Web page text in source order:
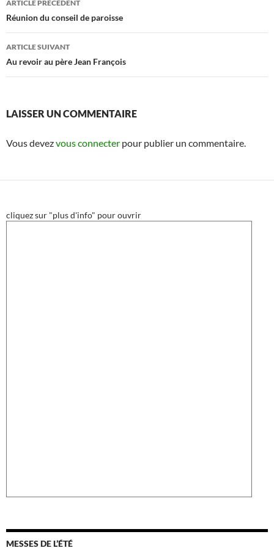
des
articles
ARTICLE PRÉCÉDENT
Réunion du conseil de paroisse
ARTICLE SUIVANT
Au revoir au père Jean François
LAISSER UN COMMENTAIRE
Vous devezvous connecter pour publier un commentaire.
cliquez sur "plus d'info" pour ouvrir
MESSES DE L’ÉTÉ